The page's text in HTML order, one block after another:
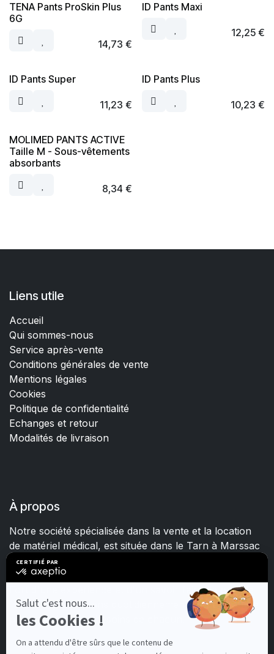
TENA Pants ProSkin Plus
6G
14,73 €
ID Pants Maxi
12,25€
ID Pants Super
11,23 €
ID Pants Plus
10,23 €
MOLIMED PANTS ACTIVE
Taille M - Sous-vêtements
absorbants
8,34 €
Liens utile
Accueil
Qui sommes-nous
Service après-vente
Conditions générales de vente
Mentions légales
Cookies
Politique de confidentialité
Echanges et retour
Modalités de livraison
À propos
Notre société spécialisée dans la vente et la location
de matériel médical, est située dans le Tarn à Marssac
sur Tarn.
Fort d'une expérience et d'un savoir-faire de plus de
15 ans, nous mettons quotidiennement tout en œuvre
pour satisfaire les besoins de chacun.